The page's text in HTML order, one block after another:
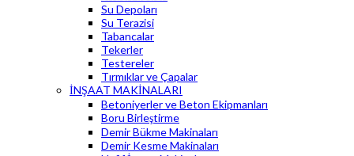
Su Depoları
Su Terazisi
Tabancalar
Tekerler
Testereler
Tırmıklar ve Çapalar
İNŞAAT MAKİNALARI
Betoniyerler ve Beton Ekipmanları
Boru Birleştirme
Demir Bükme Makinaları
Demir Kesme Makinaları